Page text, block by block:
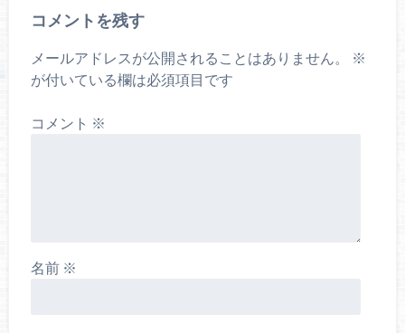
コメントを残す
メールアドレスが公開されることはありません。
※
が付いている欄は必須項目です
コメント ※
名前 ※